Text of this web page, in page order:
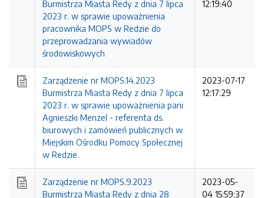
Burmistrza Miasta Redy z dnia 7 lipca
2023 r. w sprawie upoważnienia
pracownika MOPS w Redzie do
przeprowadzania wywiadów
środowiskowych
12:19:40
Zarządzenie nr MOPS.14.2023
Burmistrza Miasta Redy z dnia 7 lipca
2023 r. w sprawie upoważnienia pani
Agnieszki Menzel - referenta ds.
biurowych i zamówień publicznych w
Miejskim Ośrodku Pomocy Społecznej
w Redzie.
2023-07-17
12:17:29
Zarządzenie nr MOPS.9.2023
Burmistrza Miasta Redy z dnia 28
2023-05-
04 15:59:37